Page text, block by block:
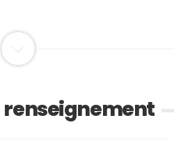
renseignement